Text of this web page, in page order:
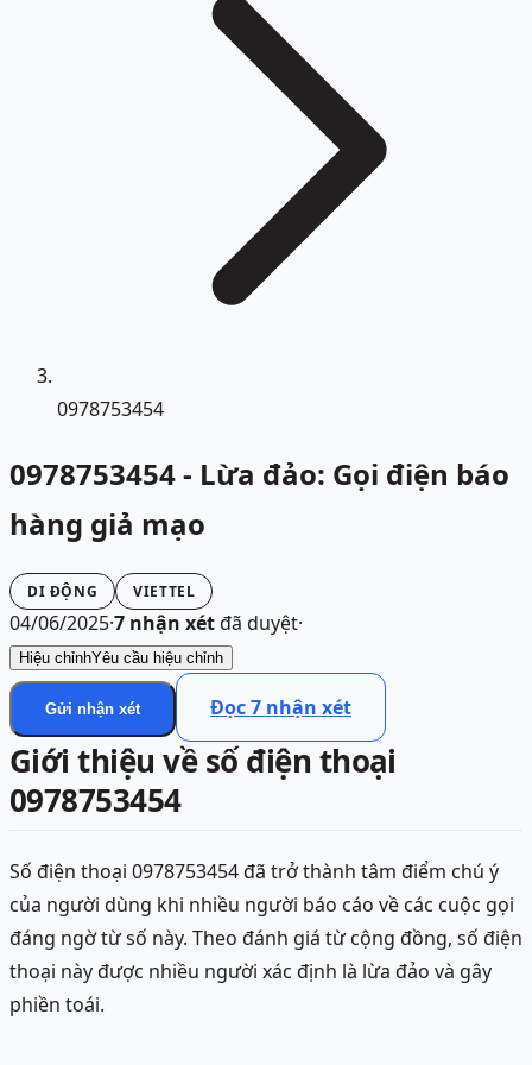
0978753454
0978753454 - Lừa đảo: Gọi điện báo
hàng giả mạo
DI ĐỘNG VIETTEL
04/06/2025·7 nhận xétđã duyệt·
Hiệu chỉnhYêu cầu hiệu chỉnh
Gửi nhận xét Đọc7 nhận xét
Giới thiệu về số điện thoại
0978753454
Số điện thoại 0978753454 đã trở thành tâm điểm chú ý
của người dùng khi nhiều người báo cáo về các cuộc gọi
đáng ngờ từ số này. Theo đánh giá từ cộng đồng, số điện
thoại này được nhiều người xác định là lừa đảo và gây
phiền toái.